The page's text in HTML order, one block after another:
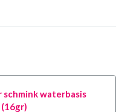
schmink waterbasis